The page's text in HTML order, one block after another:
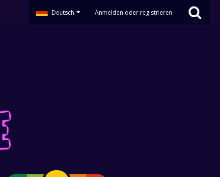
Deutsch Anmelden oder registrieren